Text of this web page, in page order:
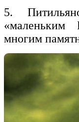
5.
«маленьким
многим